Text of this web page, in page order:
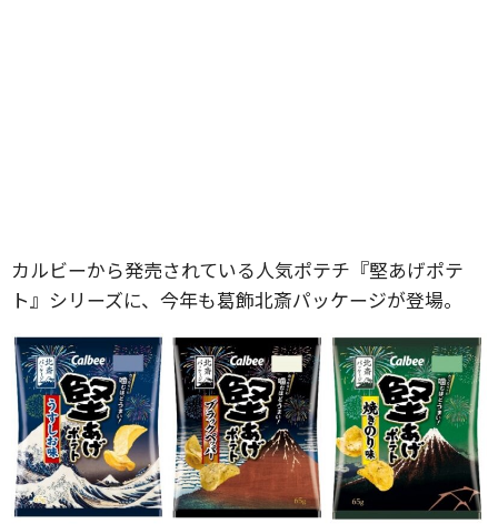
カルビーから発売されている人気ポテチ『堅あげポテ
ト』シリーズに、今年も葛飾北斎パッケージが登場。